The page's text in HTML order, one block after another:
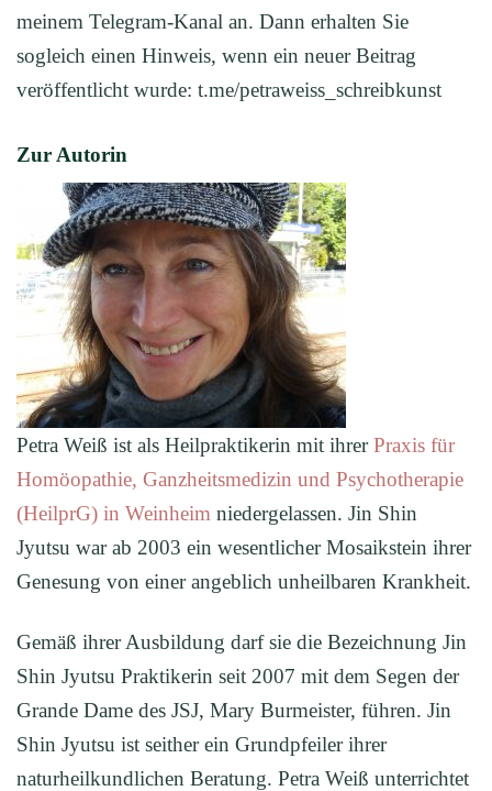
meinem Telegram-Kanal an. Dann erhalten Sie
sogleich einen Hinweis, wenn ein neuer Beitrag
veröffentlicht wurde: t.me/petraweiss_schreibkunst
Zur Autorin
Petra Weiß ist als Heilpraktikerin mit ihrerPraxis für
Homöopathie, Ganzheitsmedizin und Psychotherapie
(HeilprG) in Weinheim niedergelassen. Jin Shin
Jyutsu war ab 2003 ein wesentlicher Mosaikstein ihrer
Genesung von einer angeblich unheilbaren Krankheit.
Gemäß ihrer Ausbildung darf sie die Bezeichnung Jin
Shin Jyutsu Praktikerin seit 2007 mit dem Segen der
Grande Dame des JSJ, Mary Burmeister, führen. Jin
Shin Jyutsu ist seither ein Grundpfeiler ihrer
naturheilkundlichen Beratung. Petra Weiß unterrichtet